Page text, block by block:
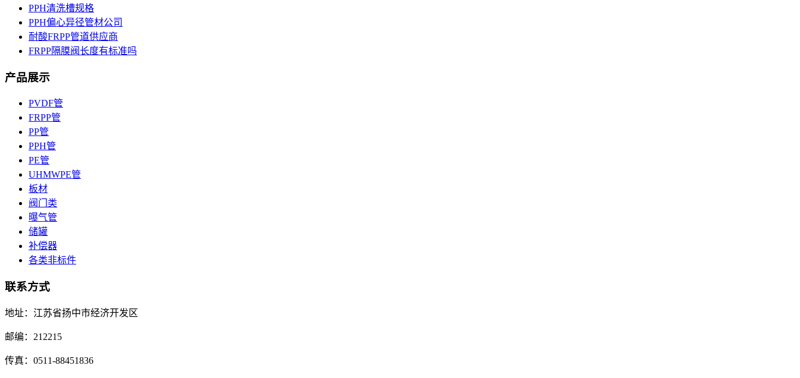
PPH清洗槽规格
PPH偏心异径管材公司
耐酸FRPP管道供应商
FRPP隔膜阀长度有标准吗
产品展示
PVDF管
FRPP管
PP管
PPH管
PE管
UHMWPE管
板材
阀门类
曝气管
储罐
补偿器
各类非标件
联系方式
地址：江苏省扬中市经济开发区
邮编：212215
传真：0511-88451836